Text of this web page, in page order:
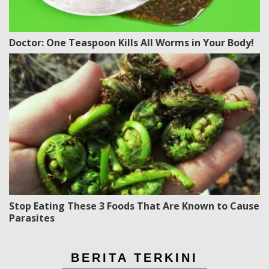
Doctor: One Teaspoon Kills All Worms in Your Body!
Stop Eating These 3 Foods That Are Known to Cause
Parasites
BERITA TERKINI